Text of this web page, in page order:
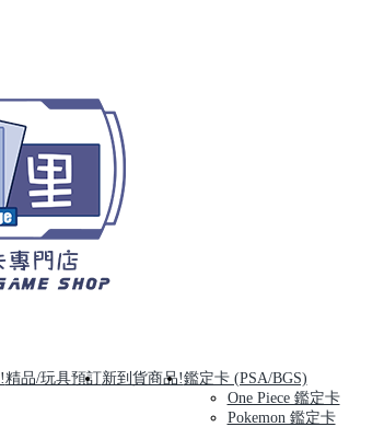
精品/玩具預訂新到貨商品!鑑定卡 (PSA/BGS)
One Piece 鑑定卡
Pokemon 鑑定卡